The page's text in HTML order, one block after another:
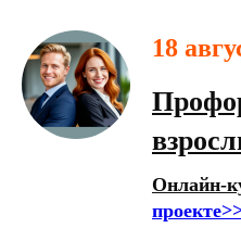
18
Онлайн-